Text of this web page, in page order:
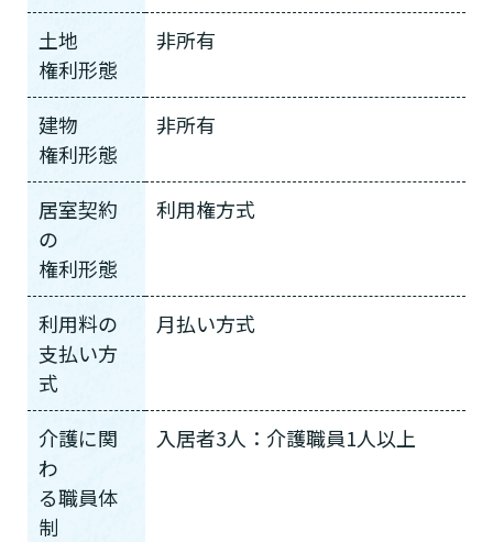
土地
権利形態
非所有
建物
権利形態
非所有
居室契約
の
権利形態
利用権方式
利用料の
支払い方
式
月払い方式
介護に関
わ
る職員体
制
入居者3人：介護職員1人以上
あなたに適しているのは?
介護保険サービスは20種類以上あり、それぞれ
「どのサービスを使ったらいいのかわからな
い!」という方は、
なたに適しているのか簡単にチェックしてみま
しょう!
最大4つの質問に答えていただくだけ
で、おすすめの介護保険サービスを紹介しま
診断スタート
要介護認定を受け、要支援１～２、
要介護１～５、
けていますか？
はい
非該当(自立)
と判定された
ご自宅で生活しながら介護サービス
を使いたいですか？
老人ホームなどの施設に移り住みた
いですか？
施設へ移り住みたい
現在、日常生活を送るうえで誰かの
介護などサポートが必要ですか？
必要
介護スタッフにご自宅に来てもらい
たいですか？
介護施設へ通いたいですか？
来てもらいたい
認知症の診断を受けていますか？
または物忘れなど認知症の疑いはあ
りますか？
はい
いいえ
日帰りで使いたいですか？
一時的に宿泊したいですか？
一時的に宿泊したい
要支援１～２・要介護１～２です
要介護３～５ですか？
要支援１～２
要介護３～５